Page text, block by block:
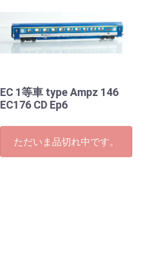
EC 1等車 type Ampz 146
EC176 CD Ep6
ただいま品切れ中です。